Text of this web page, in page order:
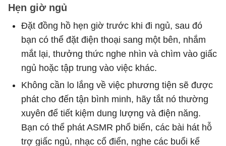
Hẹn giờ ngủ
Đặt đồng hồ hẹn giờ trước khi đi ngủ, sau đó
bạn có thể đặt điện thoại sang một bên, nhắm
mắt lại, thưởng thức nghe nhìn và chìm vào giấc
ngủ hoặc tập trung vào việc khác.
Không cần lo lắng về việc phương tiện sẽ được
phát cho đến tận bình minh, hãy tắt nó thường
xuyên để tiết kiệm dung lượng và điện năng.
Bạn có thể phát ASMR phổ biến, các bài hát hỗ
trợ giấc ngủ, nhạc cổ điển, nghe các buổi kể